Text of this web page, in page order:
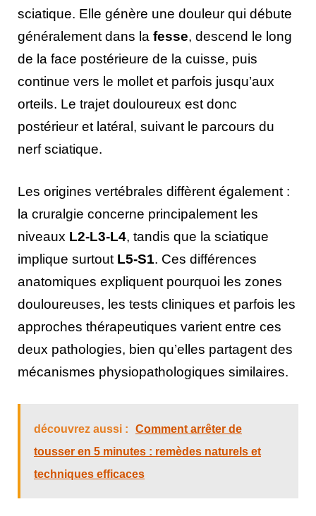
sciatique. Elle génère une douleur qui débute
généralement dans la fesse, descend le long
de la face postérieure de la cuisse, puis
continue vers le mollet et parfois jusqu’aux
orteils. Le trajet douloureux est donc
postérieur et latéral, suivant le parcours du
nerf sciatique.
Les origines vertébrales diffèrent également :
la cruralgie concerne principalement les
niveaux L2-L3-L4, tandis que la sciatique
implique surtout L5-S1. Ces différences
anatomiques expliquent pourquoi les zones
douloureuses, les tests cliniques et parfois les
approches thérapeutiques varient entre ces
deux pathologies, bien qu’elles partagent des
mécanismes physiopathologiques similaires.
découvrez aussi :
Comment arrêter de
tousser en 5 minutes : remèdes naturels et
techniques efficaces